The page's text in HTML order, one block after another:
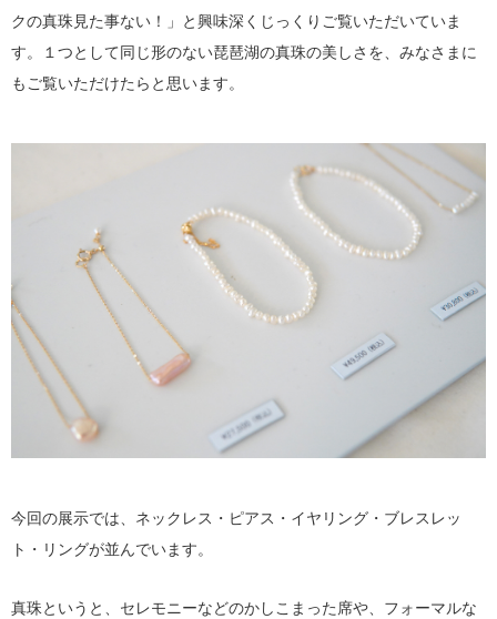
クの真珠見た事ない！」と興味深くじっくりご覧いただいていま
す。１つとして同じ形のない琵琶湖の真珠の美しさを、みなさまに
もご覧いただけたらと思います。
今回の展示では、ネックレス・ピアス・イヤリング・ブレスレッ
ト・リングが並んでいます。
真珠というと、セレモニーなどのかしこまった席や、フォーマルな